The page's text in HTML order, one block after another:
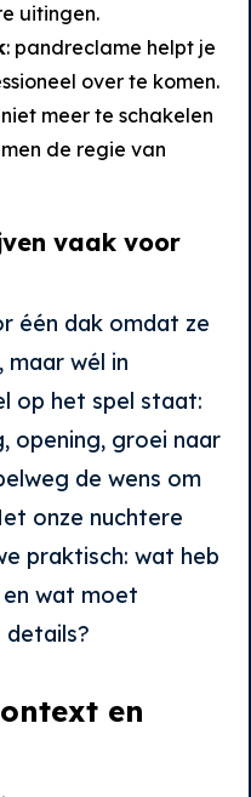
uitingen.
: pandreclame helpt je
over te komen.
meer te schakelen
de regie van
vaak voor
één dak omdat ze
maar wél in
op het spel staat:
opening, groei naar
de wens om
onze nuchtere
praktisch: wat heb
en wat moet
en